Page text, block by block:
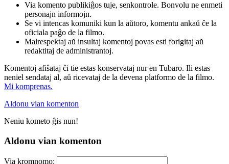
Via komento publikiĝos tuje, senkontrole. Bonvolu ne enmeti
personajn informojn.
Se vi intencas komuniki kun la aŭtoro, komentu ankaŭ ĉe la
oficiala paĝo de la filmo.
Malrespektaj aŭ insultaj komentoj povas esti forigitaj aŭ
redaktitaj de administrantoj.
Komentoj afiŝataj ĉi tie estas konservataj nur en Tubaro. Ili estas
neniel sendataj al, aŭ ricevataj de la devena platformo de la filmo.
Mi komprenas.
Aldonu vian komenton
Neniu kometo ĝis nun!
Aldonu vian komenton
Via kromnomo: